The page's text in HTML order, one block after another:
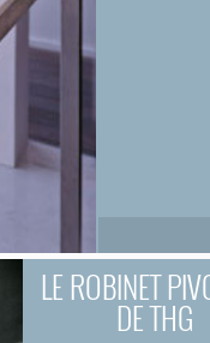
LE ROBINET
DE THG